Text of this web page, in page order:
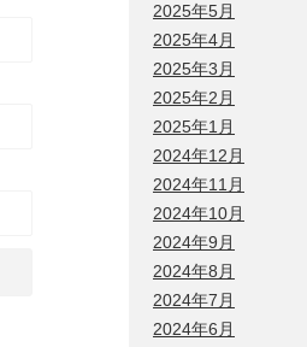
2025年5月
2025年4月
2025年3月
2025年2月
2025年1月
2024年12月
2024年11月
2024年10月
2024年9月
2024年8月
2024年7月
2024年6月